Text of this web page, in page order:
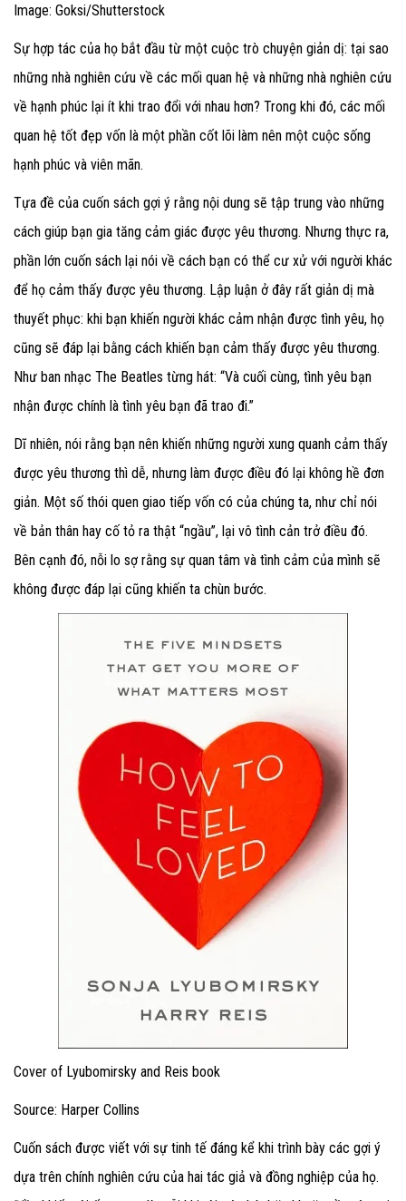
Image: Goksi/Shutterstock
Sự hợp tác của họ bắt đầu từ một cuộc trò chuyện giản dị: tại sao
những nhà nghiên cứu về các mối quan hệ và những nhà nghiên cứu
về hạnh phúc lại ít khi trao đổi với nhau hơn? Trong khi đó, các mối
quan hệ tốt đẹp vốn là một phần cốt lõi làm nên một cuộc sống
hạnh phúc và viên mãn.
Tựa đề của cuốn sách gợi ý rằng nội dung sẽ tập trung vào những
cách giúp bạn gia tăng cảm giác được yêu thương. Nhưng thực ra,
phần lớn cuốn sách lại nói về cách bạn có thể cư xử với người khác
để họ cảm thấy được yêu thương. Lập luận ở đây rất giản dị mà
thuyết phục: khi bạn khiến người khác cảm nhận được tình yêu, họ
cũng sẽ đáp lại bằng cách khiến bạn cảm thấy được yêu thương.
Như ban nhạc The Beatles từng hát: “Và cuối cùng, tình yêu bạn
nhận được chính là tình yêu bạn đã trao đi.”
Dĩ nhiên, nói rằng bạn nên khiến những người xung quanh cảm thấy
được yêu thương thì dễ, nhưng làm được điều đó lại không hề đơn
giản. Một số thói quen giao tiếp vốn có của chúng ta, như chỉ nói
về bản thân hay cố tỏ ra thật “ngầu”, lại vô tình cản trở điều đó.
Bên cạnh đó, nỗi lo sợ rằng sự quan tâm và tình cảm của mình sẽ
không được đáp lại cũng khiến ta chùn bước.
Cover of Lyubomirsky and Reis book
Source: Harper Collins
Cuốn sách được viết với sự tinh tế đáng kể khi trình bày các gợi ý
dựa trên chính nghiên cứu của hai tác giả và đồng nghiệp của họ.